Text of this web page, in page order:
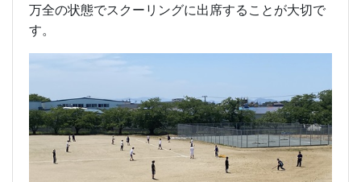
万全の状態でスクーリングに出席することが大切で
す。